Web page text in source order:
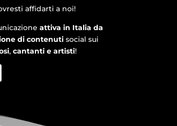
affidarti a noi!
attiva in Italia da
di contenutisocial sui
, cantanti e artisti!